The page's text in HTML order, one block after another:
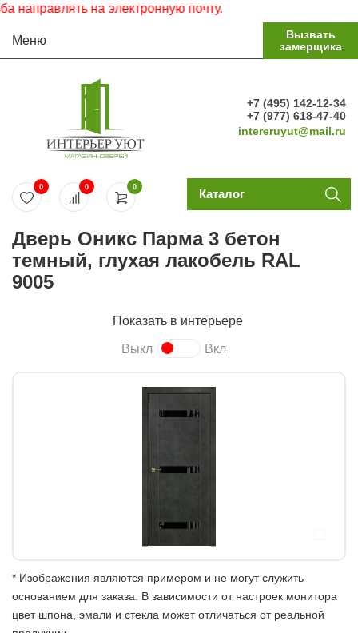
на электронную почту.
Меню
Вызвать
замерщика
+7 (495) 142-12-34
+7 (977) 618-47-40
intereruyut@mail.ru
0
0 0 Каталог
Дверь Оникс Парма 3 бетон
темный, глухая лакобель RAL
9005
Показать в интерьере
Выкл Вкл
* Изображения являются примером и не могут служить
основанием для заказа. В зависимости от настроек монитора
цвет шпона, эмали и стекла может отличаться от реальной